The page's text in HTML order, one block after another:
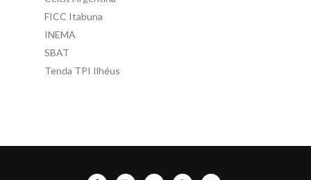
FICC Itabuna
INEMA
SBAT
Tenda TPI Ilhéus